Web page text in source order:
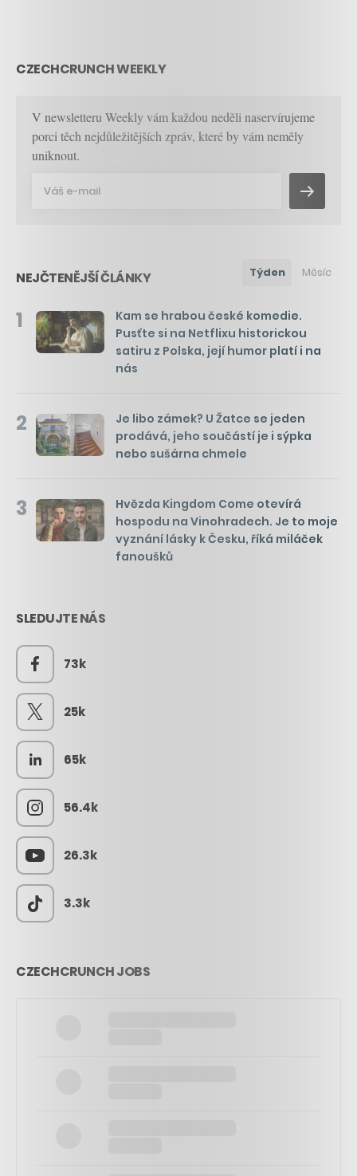
CZECHCRUNCH WEEKLY
V newsletteru Weekly vám každou neděli naservírujeme
porci těch nejdůležitějších zpráv, které by vám neměly
uniknout.
NEJČTENĚJŠÍ ČLÁNKY Týden Měsíc
1
Kam se hrabou české komedie.
Pusťte si na Netflixu historickou
satiru z Polska, její humor platí i na
nás
2
Je libo zámek? U Žatce se jeden
prodává, jeho součástí je i sýpka
nebo sušárna chmele
3
Hvězda Kingdom Come otevírá
hospodu na Vinohradech. Je to moje
vyznání lásky k Česku, říká miláček
fanoušků
SLEDUJTE NÁS
73k
25k
65k
56.4k
26.3k
3.3k
CZECHCRUNCH JOBS